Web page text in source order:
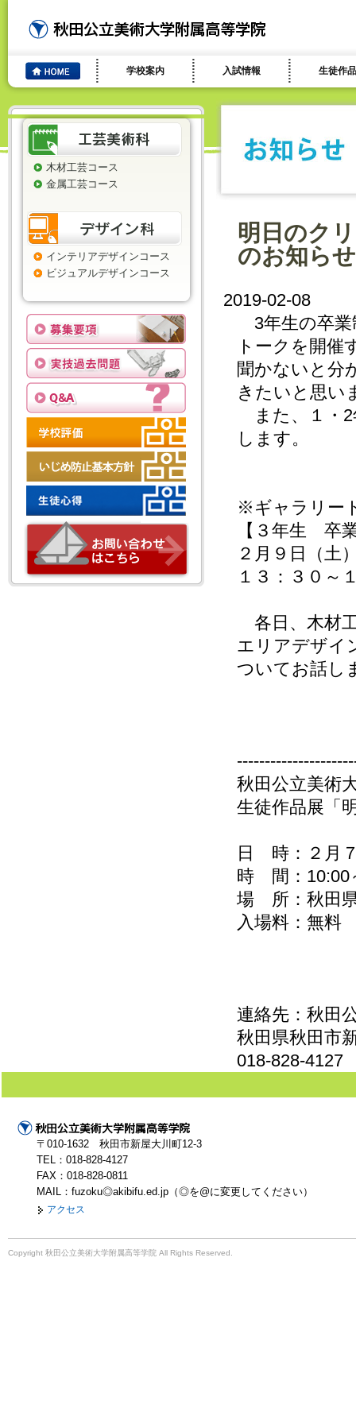
学校案内 入試情報 生徒作品
木材工芸コース
金属工芸コース
インテリアデザインコース
ビジュアルデザインコース
明日のク
のお知らせ
2019-02-08
3年生の卒業
トークを開催
聞かないと分
きたいと思い
また、１・2
します。
※ギャラリー
【３年生 卒
２月９日（土
１３：３０～
各日、木材
エリアデザイ
ついてお話し
秋田公立美術
生徒作品展「
日 時：２月
時 間：10:00
場 所：秋田
入場料：無料
連絡先：秋田
秋田県秋田市
018-828-4127
〒010-1632 秋田市新屋大川町12-3
TEL：018-828-4127
FAX：018-828-0811
MAIL：fuzoku◎akibifu.ed.jp（◎を@に変更してください）
アクセス
Copyright 秋田公立美術大学附属高等学院 All Rights Reserved.